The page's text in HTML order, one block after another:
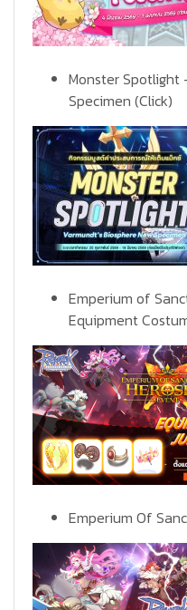
Monster Spotlight
Specimen (Click)
Emperium of
Equipment
Emperium Of